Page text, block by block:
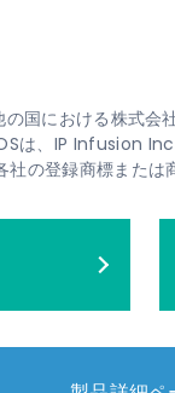
国における株式会
、IP Infusion Inc.
の登録商標または